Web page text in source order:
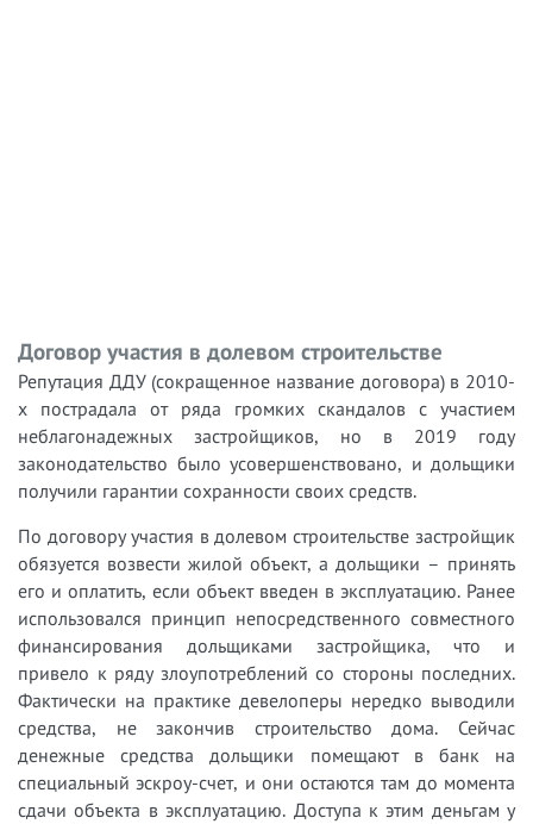
Договор участия в долевом строительстве
Репутация ДДУ (сокращенное название договора) в 2010-
х пострадала от ряда громких скандалов с участием
неблагонадежных застройщиков, но в 2019 году
законодательство было усовершенствовано, и дольщики
получили гарантии сохранности своих средств.
По договору участия в долевом строительстве застройщик
обязуется возвести жилой объект, а дольщики – принять
его и оплатить, если объект введен в эксплуатацию. Ранее
использовался принцип непосредственного совместного
финансирования дольщиками застройщика, что и
привело к ряду злоупотреблений со стороны последних.
Фактически на практике девелоперы нередко выводили
средства, не закончив строительство дома. Сейчас
денежные средства дольщики помещают в банк на
специальный эскроу-счет, и они остаются там до момента
сдачи объекта в эксплуатацию. Доступа к этим деньгам у